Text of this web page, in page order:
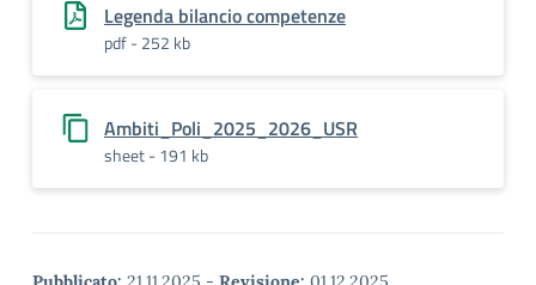
Legenda bilancio competenze
pdf - 252 kb
Ambiti_Poli_2025_2026_USR
sheet - 191 kb